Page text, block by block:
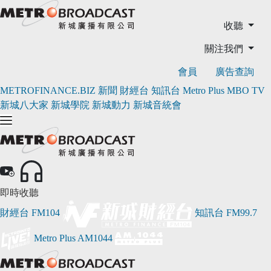
收聽
關注我們
會員
廣告查詢
METROFINANCE.BIZ 新聞 財經台 知訊台 Metro Plus MBO TV
新城八大家 新城學院 新城動力 新城音統會
即時收聽
財經台 FM104 知訊台 FM99.7
Metro Plus AM1044